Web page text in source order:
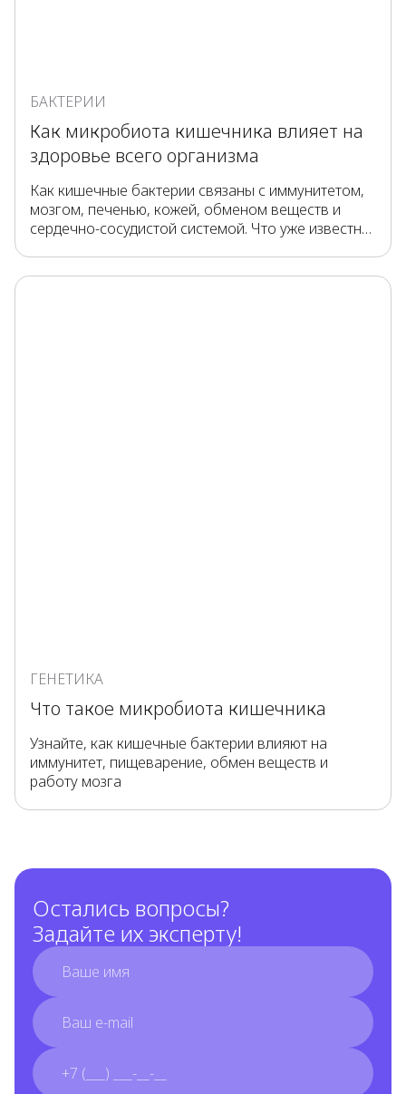
БАКТЕРИИ
Как микробиота кишечника влияет на
здоровье всего организма
Как кишечные бактерии связаны с иммунитетом,
мозгом, печенью, кожей, обменом веществ и
сердечно-сосудистой системой. Что уже известно
ГЕНЕТИКА
Что такое микробиота кишечника
Узнайте, как кишечные бактерии влияют на
иммунитет, пищеварение, обмен веществ и
работу мозга
Остались вопросы?
Задайте их эксперту!
full_name
email
phone_number